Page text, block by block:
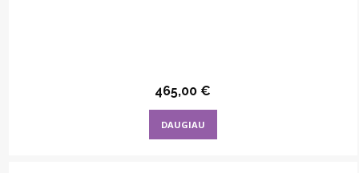
465,00 €
DAUGIAU